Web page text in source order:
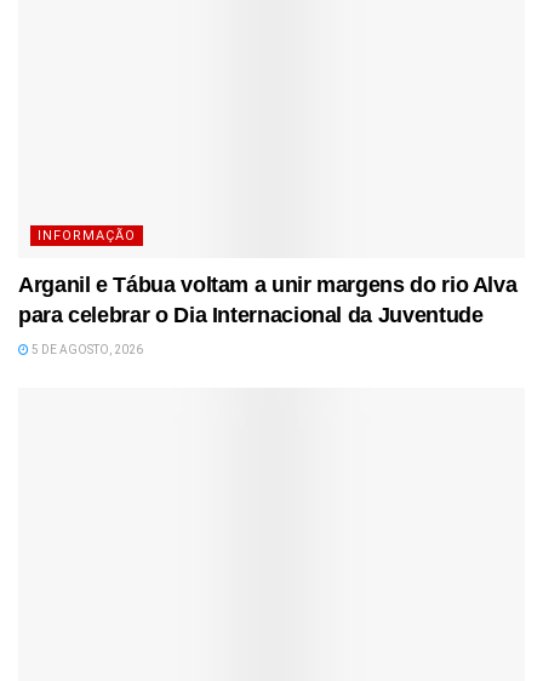
INFORMAÇÃO
Arganil e Tábua voltam a unir margens do rio Alva
para celebrar o Dia Internacional da Juventude
5 DE AGOSTO, 2026